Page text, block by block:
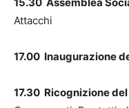
Attacchi
17.00 Inaugurazione
17.30 Ricognizione